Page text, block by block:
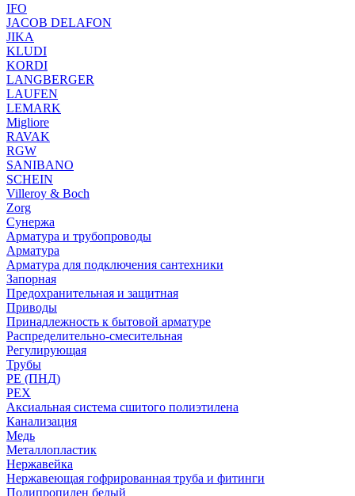
IFO
JACOB DELAFON
JIKA
KLUDI
KORDI
LANGBERGER
LAUFEN
LEMARK
Migliore
RAVAK
RGW
SANIBANO
SCHEIN
Villeroy & Boch
Zorg
Сунержа
Арматура и трубопроводы
Арматура
Арматура для подключения сантехники
Запорная
Предохранительная и защитная
Приводы
Принадлежность к бытовой арматуре
Распределительно-смесительная
Регулирующая
Трубы
PE (ПНД)
PEX
Аксиальная система сшитого полиэтилена
Канализация
Медь
Металлопластик
Нержавейка
Нержавеющая гофрированная труба и фитинги
Полипропилен белый